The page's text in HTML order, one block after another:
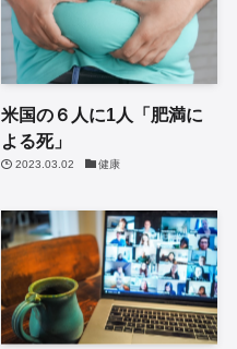
米国の６人に1人「肥満に
よる死」
2023.03.02 健康